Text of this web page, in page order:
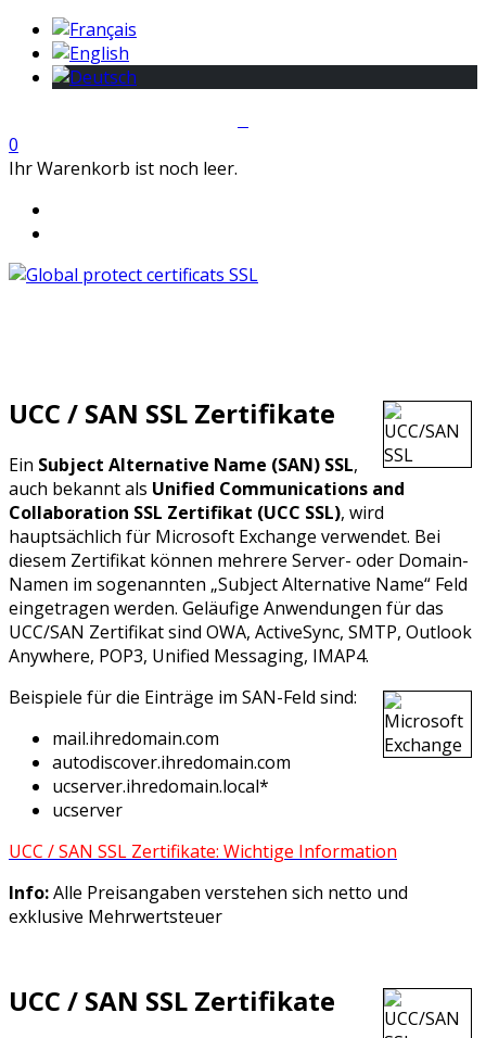
0
Ihr Warenkorb ist noch leer.
UCC / SAN SSL Zertifikate
Ein Subject Alternative Name (SAN) SSL,
auch bekannt als Unified Communications and
Collaboration SSL Zertifikat (UCC SSL), wird
hauptsächlich für Microsoft Exchange verwendet. Bei
diesem Zertifikat können mehrere Server- oder Domain-
Namen im sogenannten „Subject Alternative Name“ Feld
eingetragen werden. Geläufige Anwendungen für das
UCC/SAN Zertifikat sind OWA, ActiveSync, SMTP, Outlook
Anywhere, POP3, Unified Messaging, IMAP4.
Beispiele für die Einträge im SAN-Feld sind:
mail.ihredomain.com
autodiscover.ihredomain.com
ucserver.ihredomain.local*
ucserver
UCC / SAN SSL Zertifikate: Wichtige Information
Info:Alle Preisangaben verstehen sich netto und
exklusive Mehrwertsteuer
UCC / SAN SSL Zertifikate